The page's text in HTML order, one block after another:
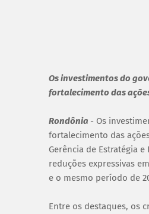
Os investimentos do
fortalecimento das
Rondônia - Os
fortalecimento das
Gerência de Estratégia
reduções expressivas
e o mesmo período de
Entre os destaques, os